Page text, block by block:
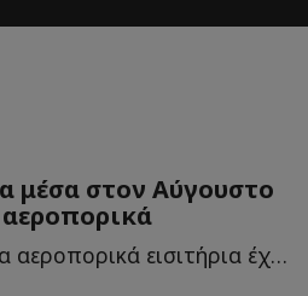
μέσα στον Αύγουστο
αεροπορικά
Μπορεί να πιστεύετε ότι τα αεροπορικά εισιτήρια έχουν α...